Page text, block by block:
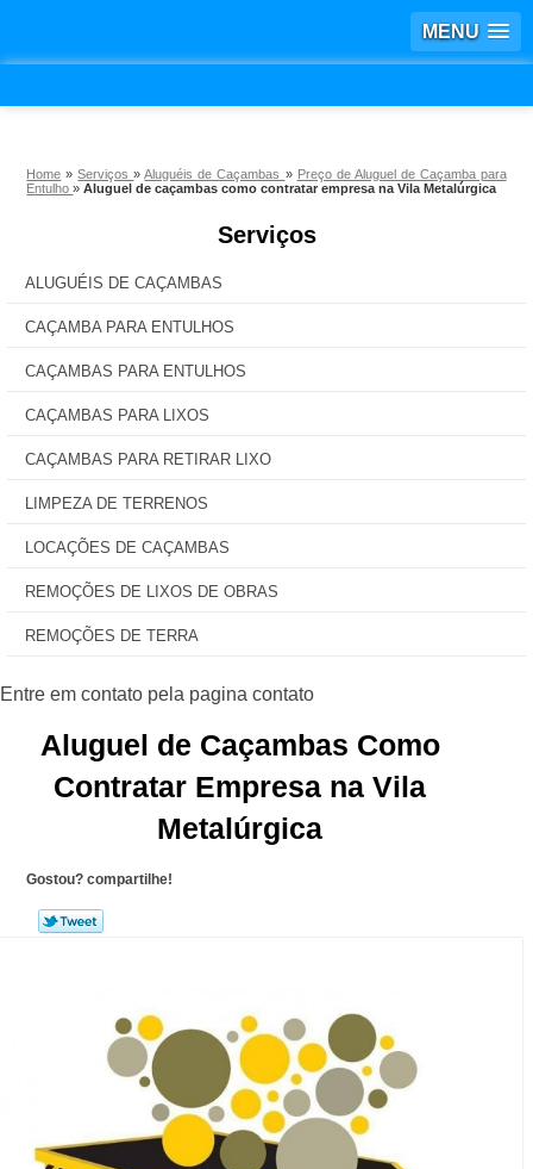
MENU
Home »Serviços»Aluguéis de Caçambas » Preço de Aluguel de Caçamba para
Entulho»Aluguel de caçambas como contratar empresa na Vila Metalúrgica
Serviços
ALUGUÉIS DE CAÇAMBAS
CAÇAMBA PARA ENTULHOS
CAÇAMBAS PARA ENTULHOS
CAÇAMBAS PARA LIXOS
CAÇAMBAS PARA RETIRAR LIXO
LIMPEZA DE TERRENOS
LOCAÇÕES DE CAÇAMBAS
REMOÇÕES DE LIXOS DE OBRAS
REMOÇÕES DE TERRA
Aluguel de Caçambas Como
Contratar Empresa na Vila
Metalúrgica
Gostou? compartilhe!